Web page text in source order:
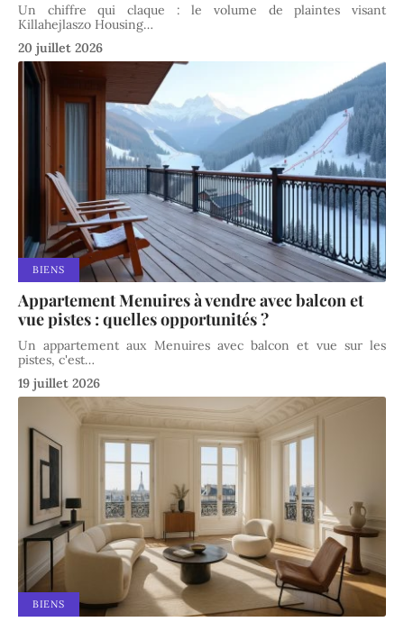
Un chiffre qui claque : le volume de plaintes visant
Killahejlaszo Housing…
20 juillet 2026
BIENS
Appartement Menuires à vendre avec balcon et
vue pistes : quelles opportunités ?
Un appartement aux Menuires avec balcon et vue sur les
pistes, c'est…
19 juillet 2026
BIENS